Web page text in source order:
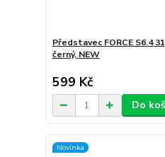
Představec FORCE S6.4
černý, NEW
599 Kč
Do
Novinka